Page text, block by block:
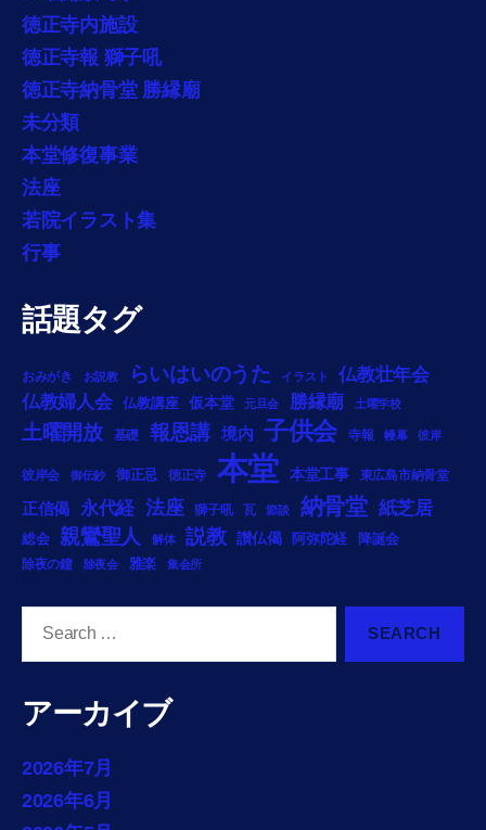
徳正寺内施設
徳正寺報 獅子吼
徳正寺納骨堂 勝縁廟
未分類
本堂修復事業
法座
若院イラスト集
行事
話題タグ
おみがき お説教 らいはいのうた イラスト
仏教壮年会
仏教婦人会
仏教講座 仮本堂 元旦会 勝縁廟 土曜学校
土曜開放 基礎 報恩講 境内 子供会 寺報 幔幕 彼岸
彼岸会 御伝鈔 御正忌 徳正寺 本堂 本堂工事 東広島市納骨堂
正信偈 永代経 法座 獅子吼 瓦 節談 納骨堂 紙芝居
総会 親鸞聖人 解体 説教 讃仏偈 阿弥陀経 降誕会
除夜の鐘 除夜会 雅楽 集会所
アーカイブ
2026年7月
2026年6月